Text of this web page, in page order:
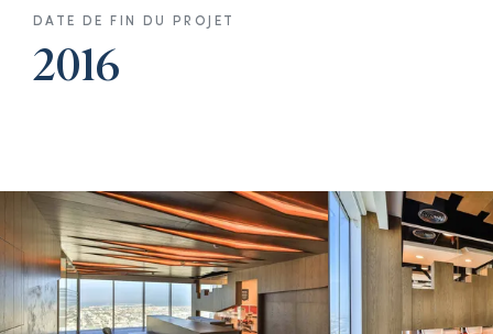
DATE DE FIN DU PROJET
2016